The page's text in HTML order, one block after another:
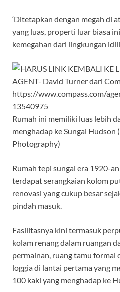
‘Ditetapkan dengan megah di
yang luas, properti luar biasa
kemegahan dari lingkungan
Rumah ini memiliki luas lebih
menghadap ke Sungai
Photography)
Rumah tepi sungai era 1920-
terdapat serangkaian kolom
renovasi yang cukup besar
pindah masuk.
Fasilitasnya kini termasuk
kolam renang dalam ruangan
permainan, ruang tamu formal
loggia di lantai pertama yang
100 kaki yang menghadap ke